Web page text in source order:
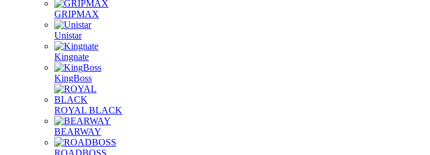
GRIPMAX
Unistar
Kingnate
KingBoss
ROYAL BLACK
BEARWAY
ROADBOSS